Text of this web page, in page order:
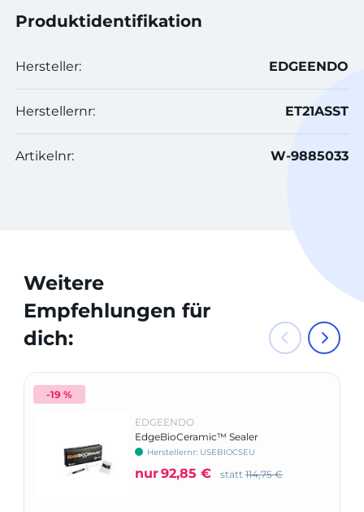
Produktidentifikation
Hersteller: EDGEENDO
Herstellernr: ET21ASST
Artikelnr: W-9885033
Weitere
Empfehlungen für
dich:
-19 %
EDGEENDO
EdgeBioCeramic™ Sealer
Herstellernr: USEBIOCSEU
nur92,85 € statt 114,75 €